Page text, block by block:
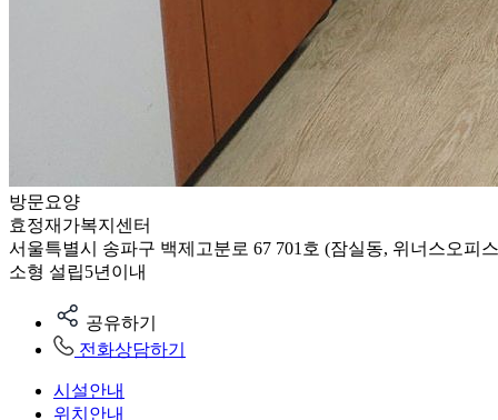
방문요양
효정재가복지센터
서울특별시 송파구 백제고분로 67 701호 (잠실동, 위너스오피
소형 설립5년이내
공유하기
전화상담하기
시설안내
위치안내